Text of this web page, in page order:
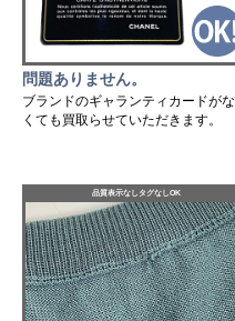
問題ありません。
ブランドのギャランティカードがな
くても買取らせていただきます。
品質表示なしタグなしOK